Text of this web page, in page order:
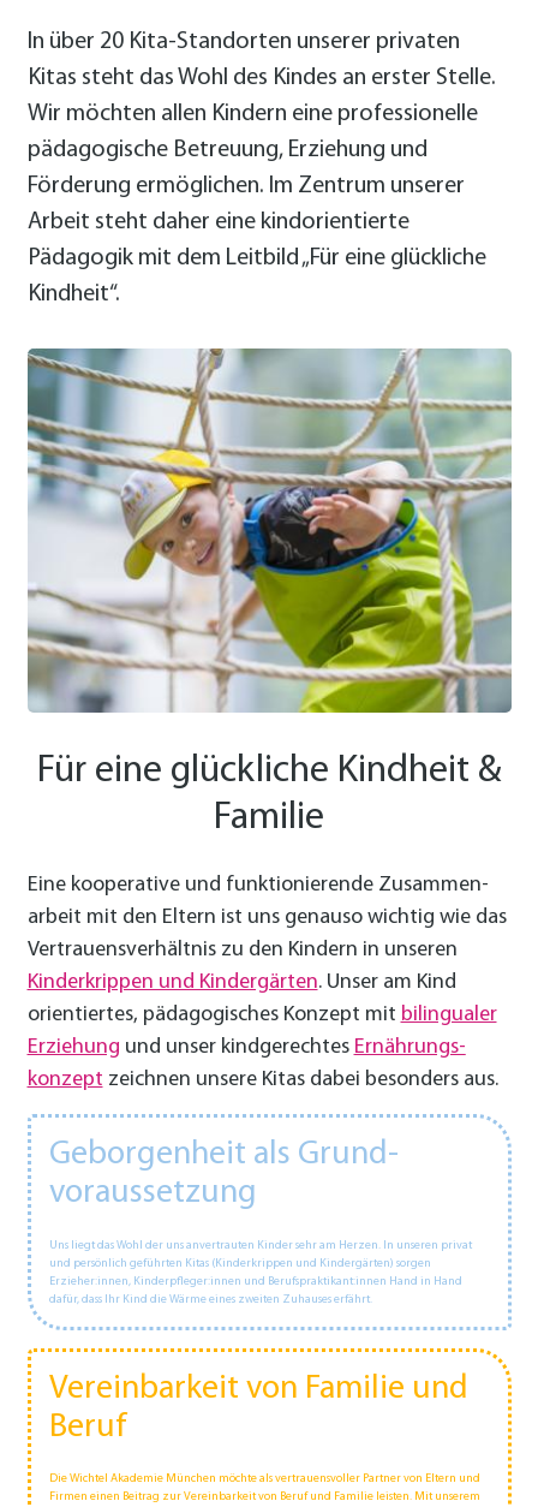
In über 20 Kita-Standorten unserer privaten
Kitas steht das Wohl des Kindes an erster Stelle.
Wir möchten allen Kindern eine professionelle
päda­gogische Betreuung, Erziehung und
Förderung ermöglichen. Im Zentrum unserer
Arbeit steht daher eine kindorientierte
Pädagogik mit dem Leitbild „Für eine glückliche
Kindheit“.
Für eine glückliche Kindheit &
Familie
Eine kooperative und funktionierende Zusammen­
arbeit mit den Eltern ist uns genauso wichtig wie das
Vertrauens­verhältnis zu den Kindern in unseren
Kinder­krippen und Kinder­gärten. Unser am Kind
orientiertes, pädagogisches Konzept mit bilingualer
Erziehung und unser kind­­gerechtes Ernährungs­
konzept zeichnen unsere Kitas dabei besonders aus.
Geborgen­heit als Grund­
voraus­setzung
Uns liegt das Wohl der uns anvertrauten Kinder sehr am Herzen. In unseren privat
und persönlich geführten Kitas (Kinderkrippen und Kindergärten) sorgen
Erzieher:innen, Kinderpfleger:innen und Berufs­praktikan­t:innen Hand in Hand
dafür, dass Ihr Kind die Wärme eines zweiten Zuhauses erfährt.
Vereinbarkeit von Familie und
Beruf
Die Wichtel Akademie München möchte als vertrauensvoller Partner von Eltern und
Firmen einen Beitrag zur Vereinbarkeit von Beruf und Familie leisten. Mit unserem